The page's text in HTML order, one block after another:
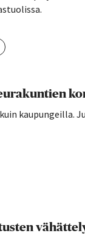
kaupungeilla.